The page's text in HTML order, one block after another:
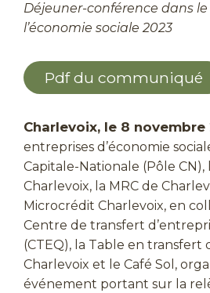
Déjeuner-conférence dans
l’économie sociale 2023
Pdf du communiqué
Charlevoix, le 8 novembre
entreprises d’économie
Capitale-Nationale (Pôle CN),
Charlevoix, la MRC de
Microcrédit Charlevoix, en
Centre de transfert
(CTEQ), la Table en transfert
Charlevoix et le Café Sol,
événement portant sur la